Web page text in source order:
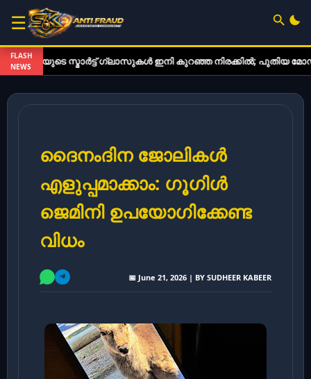
☰
FLASH
NEWS
സ്മാർട്ട് ഗ്ലാസുകൾ ഇനി കുറഞ്ഞ നിരക്കിൽ; പുതിയ മോഡലുകൾ
ദൈനംദിന ജോലികൾ
എളുപ്പമാക്കാം: ഗൂഗിൾ
ജെമിനി ഉപയോഗിക്കേണ്ട
വിധം
📅 June 21, 2026 | BY SUDHEER KABEER